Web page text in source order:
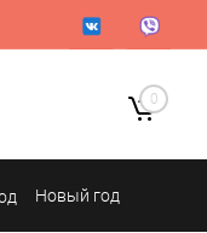
0
Новый год